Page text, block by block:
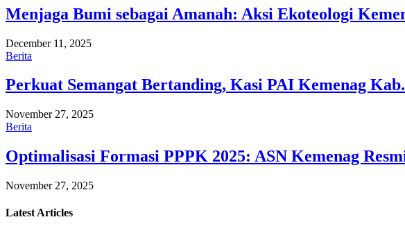
Menjaga Bumi sebagai Amanah: Aksi Ekoteologi
December 11, 2025
Berita
Perkuat Semangat Bertanding, Kasi PAI Kemenag
November 27, 2025
Berita
Optimalisasi Formasi PPPK 2025: ASN Kemenag
November 27, 2025
Latest Articles